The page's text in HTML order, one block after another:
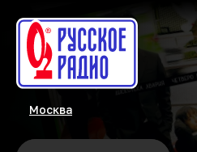
Москва